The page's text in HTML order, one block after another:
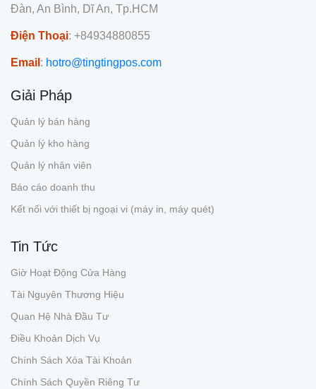
Đàn, An Bình, Dĩ An, Tp.HCM
Điện Thoại: +84934880855
Email : hotro@tingtingpos.com
Giải Pháp
Quản lý bán hàng
Quản lý kho hàng
Quản lý nhân viên
Báo cáo doanh thu
Kết nối với thiết bị ngoại vi (máy in, máy quét)
Tin Tức
Giờ Hoạt Động Cửa Hàng
Tài Nguyên Thương Hiệu
Quan Hệ Nhà Đầu Tư
Điều Khoản Dịch Vụ
Chính Sách Xóa Tài Khoản
Chính Sách Quyền Riêng Tư